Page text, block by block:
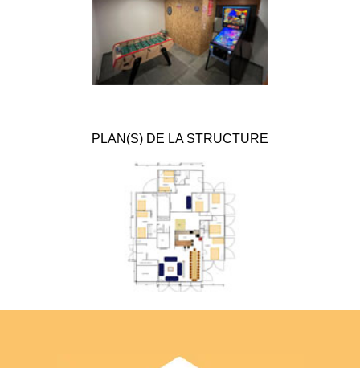
PLAN(S) DE LA STRUCTURE